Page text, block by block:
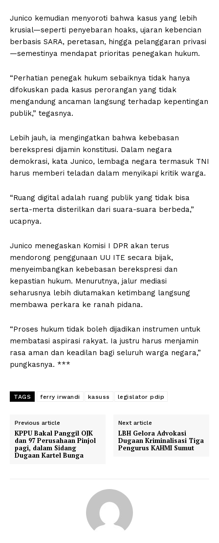
Junico kemudian menyoroti bahwa kasus yang lebih
krusial—seperti penyebaran hoaks, ujaran kebencian
berbasis SARA, peretasan, hingga pelanggaran privasi
—semestinya mendapat prioritas penegakan hukum.
“Perhatian penegak hukum sebaiknya tidak hanya
difokuskan pada kasus perorangan yang tidak
mengandung ancaman langsung terhadap kepentingan
publik,” tegasnya.
Lebih jauh, ia mengingatkan bahwa kebebasan
berekspresi dijamin konstitusi. Dalam negara
demokrasi, kata Junico, lembaga negara termasuk TNI
harus memberi teladan dalam menyikapi kritik warga.
“Ruang digital adalah ruang publik yang tidak bisa
serta-merta disterilkan dari suara-suara berbeda,”
ucapnya.
Junico menegaskan Komisi I DPR akan terus
mendorong penggunaan UU ITE secara bijak,
menyeimbangkan kebebasan berekspresi dan
kepastian hukum. Menurutnya, jalur mediasi
seharusnya lebih diutamakan ketimbang langsung
membawa perkara ke ranah pidana.
“Proses hukum tidak boleh dijadikan instrumen untuk
membatasi aspirasi rakyat. Ia justru harus menjamin
rasa aman dan keadilan bagi seluruh warga negara,”
pungkasnya. ***
TAGS ferry irwandi kasuss legislator pdip
Previous article
KPPU Bakal Panggil OJK
dan 97 Perusahaan Pinjol
pagi, dalam Sidang
Dugaan Kartel Bunga
Next article
LBH Gelora Advokasi
Dugaan Kriminalisasi Tiga
Pengurus KAHMI Sumut